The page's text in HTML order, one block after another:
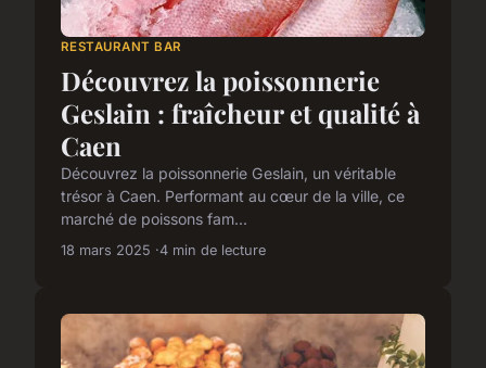
RESTAURANT BAR
Découvrez la poissonnerie
Geslain : fraîcheur et qualité à
Caen
Découvrez la poissonnerie Geslain, un véritable
trésor à Caen. Performant au cœur de la ville, ce
marché de poissons fam...
18 mars 2025 4 min de lecture